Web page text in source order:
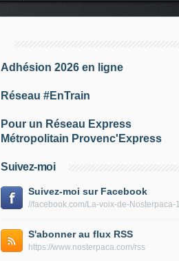
Adhésion 2026 en ligne
Réseau #EnTrain
Pour un Réseau Express
Métropolitain Provenc'Express
Suivez-moi
Suivez-moi sur Facebook
S'abonner au flux RSS
https://www.nosterpaca.com/rss